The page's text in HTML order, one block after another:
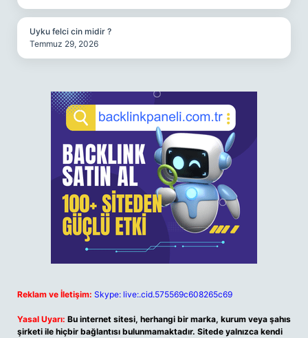
Uyku felci cin midir ?
Temmuz 29, 2026
Reklam ve İletişim: Skype: live:.cid.575569c608265c69
Yasal Uyarı: Bu internet sitesi, herhangi bir marka, kurum veya şahıs
şirketi ile hiçbir bağlantısı bulunmamaktadır. Sitede yalnızca kendi